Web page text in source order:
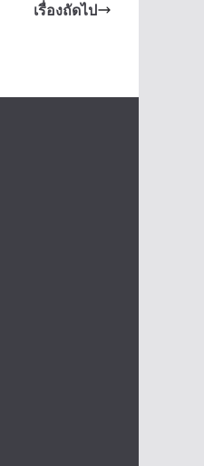
เรื่องถัดไป